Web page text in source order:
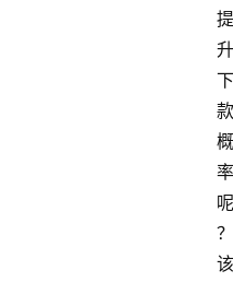
提
升
下
款
概
率
呢
？
该